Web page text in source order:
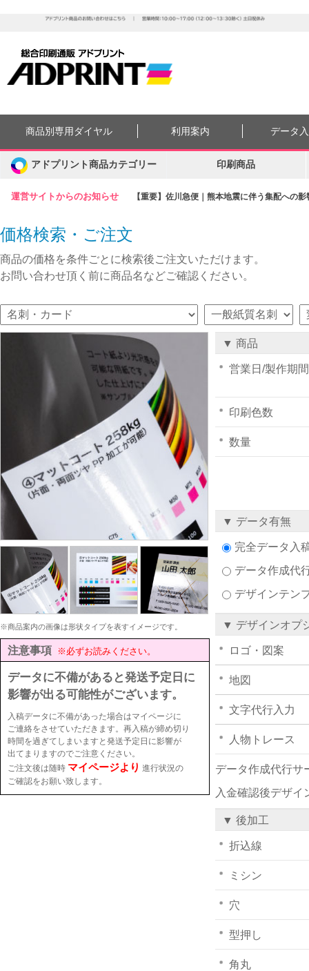
運営サイトからのお知らせ 【重要】佐川急便｜熊本地震に伴う集配への
商品別専用ダイヤル 利用案内 データ
アドプリント商品カテゴリー 印刷商品
価格検索・ご注文
商品の価格を条件ごとに検索後ご注文いただけます。
お問い合わせ頂く前に商品名などご確認ください。
※商品案内の画像は形状タイプを表すイメージです。
注意事項 ※必ずお読みください。
データに不備があると発送予定日に
影響が出る可能性がございます。
入稿データに不備があった場合はマイページに
ご連絡をさせていただきます。再入稿が締め切り
時間を過ぎてしまいますと発送予定日に影響が
出てまりますのでご注意ください。
ご注文後は随時 マイページより 進行状況の
ご確認をお願い致します。
▼ 商品
営業日/製作期間
印刷色数
数量
▼ データ有無
完全データ入
データ作成代
デザインテン
▼ デザインオプ
ロゴ・図案
地図
文字代行入力
人物トレース
データ作成代行サ
入金確認後デザイ
▼ 後加工
折込線
ミシン
穴
型押し
角丸